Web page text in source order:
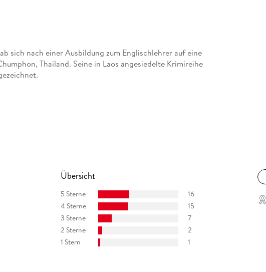
sich nach einer Ausbildung zum Englischlehrer auf eine
Thailand. Seine in Laos angesiedelte Krimireihe
Übersicht
5 Sterne
16
4 Sterne
15
3 Sterne
7
2 Sterne
2
1 Stern
1